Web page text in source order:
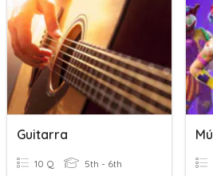
Guitarra
10 Q 5th - 6th